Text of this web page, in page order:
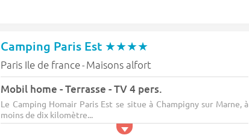
Camping Paris Est ★★★★
Paris Ile de france- Maisons alfort
Mobil home - Terrasse - TV 4 pers.
Le Camping Homair Paris Est se situe à Champigny sur Marne, à
moins de dix kilomètre...